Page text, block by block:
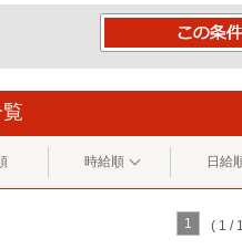
時給順 日給
1 ( 1 /